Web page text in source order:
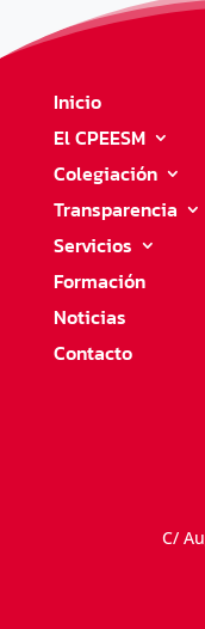
Inicio
El CPEESM
Colegiación
Transparencia
Servicios
Formación
Noticias
Contacto
C/